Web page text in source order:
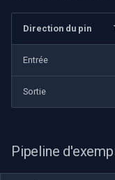
Direction du pin
Entrée
Sortie
Pipeline